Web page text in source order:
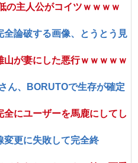
の主人公がコイツｗｗｗｗ
全論破する画像、とうとう見
山が妻にした悪行ｗｗｗｗｗ
ん、BORUTOで生存が確定
全にユーザーを馬鹿にしてし
変更に失敗して完全終